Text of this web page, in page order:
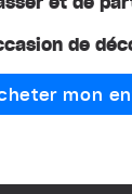
de
mon